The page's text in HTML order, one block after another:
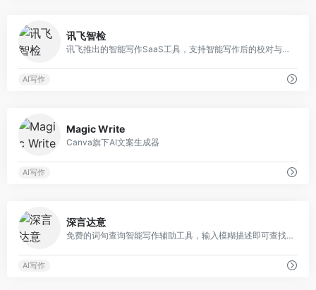
讯飞智检
讯飞推出的智能写作SaaS工具，支持智能写作后的校对与合规审核
AI写作
Magic Write
Canva旗下AI文案生成器
AI写作
深言达意
免费的词句查询智能写作辅助工具，输入模糊描述即可查找词句
AI写作